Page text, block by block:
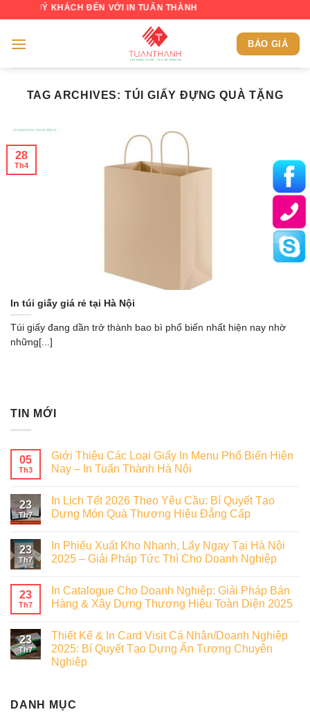
content
KHÁCH ĐẾN VỚI IN TUẤN THÀNH
BÁO GIÁ
TAG ARCHIVES: TÚI GIẤY ĐỰNG QUÀ TẶNG
In túi giấy giá rẻ tại Hà Nội
Túi giấy đang dần trở thành bao bì phổ biến nhất hiện nay nhờ
những[...]
28
Th4
TIN MỚI
05
Th3
Giới Thiệu Các Loại Giấy In Menu Phổ Biến Hiện
Nay – In Tuấn Thành Hà Nội
23
Th7
In Lịch Tết 2026 Theo Yêu Cầu: Bí Quyết Tạo
Dựng Món Quà Thương Hiệu Đẳng Cấp
23
Th7
In Phiếu Xuất Kho Nhanh, Lấy Ngay Tại Hà Nội
2025 – Giải Pháp Tức Thì Cho Doanh Nghiệp
23
Th7
In Catalogue Cho Doanh Nghiệp: Giải Pháp Bán
Hàng & Xây Dựng Thương Hiệu Toàn Diện 2025
23
Th7
Thiết Kế & In Card Visit Cá Nhân/Doanh Nghiệp
2025: Bí Quyết Tạo Dựng Ấn Tượng Chuyên
Nghiệp
DANH MỤC